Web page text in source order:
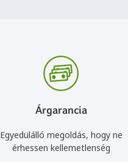
Árgarancia
Egyedülálló megoldás, hogy ne
érhessen kellemetlenség